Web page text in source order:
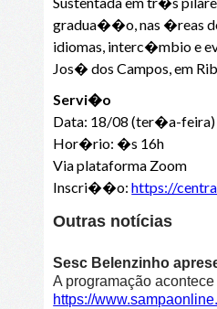
gradua��o, nas �reas
idiomas, interc�mbio e
Jos� dos Campos, em
Servi�o
Data: 18/08 (ter�a-feira)
Hor�rio: �s 16h
Via plataforma Zoom
Inscri��o:https://
Outras notícias
Sesc Belenzinho
A programação
https://